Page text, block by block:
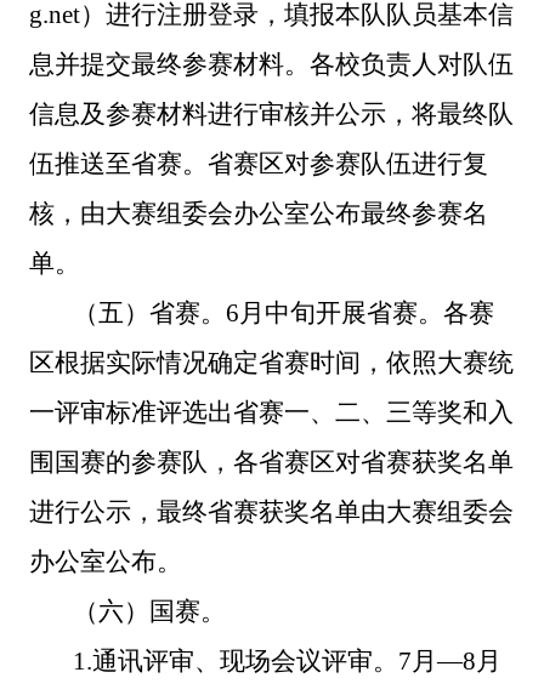
g.net） 进行注册登录，填报本队队员基本信
息并提交最终参赛材料。 各校负责人对队伍
信息及参赛材料进行审核并公示， 将最终队
伍推送至省赛。省赛区对参赛队伍进行复
核，由大赛组委会办公室公布最终参赛名
单。
（五）省赛。 6月 中旬开展省赛。 各赛
区根据实际情况确定省赛时间 ， 依照大赛统
一评审标准评选出省赛一、二、三等奖和 入
围国赛的参赛队 ，各省赛区对省赛获奖名单
进行公示，最终省赛获奖名单由大赛组委会
办公室公布。
（六）国赛。
1.通讯评审、现场会议评审。7月—8月